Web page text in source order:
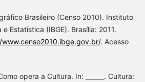
Brasileiro (Censo 2010). Instituto
Estatística (IBGE). Brasília: 2011.
. Acesso
opera a Cultura. In: ______. Cultura: